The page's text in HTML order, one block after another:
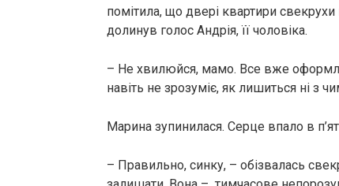
помітила, що двері квартири
долинув голос Андрія, її чоловіка.
– Не хвилюйся, мамо. Все вже
навіть не зрозуміє, як лишиться ні з
Марина зупинилася. Серце впало в
– Правильно, синку, – обізвалась